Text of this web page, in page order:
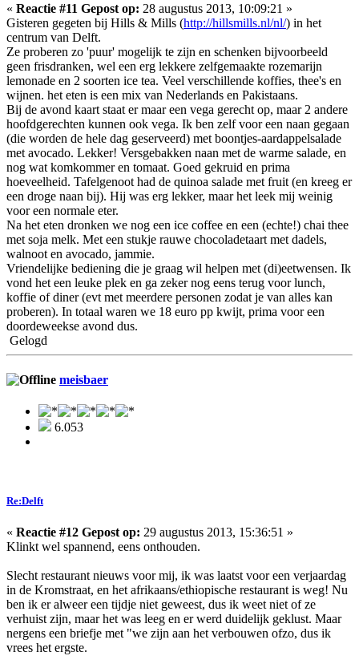
« Reactie #11 Gepost op: 28 augustus 2013, 10:09:21 »
Gisteren gegeten bij Hills & Mills (http://hillsmills.nl/nl/) in het
centrum van Delft.
Ze proberen zo 'puur' mogelijk te zijn en schenken bijvoorbeeld
geen frisdranken, wel een erg lekkere zelfgemaakte rozemarijn
lemonade en 2 soorten ice tea. Veel verschillende koffies, thee's en
wijnen. het eten is een mix van Nederlands en Pakistaans.
Bij de avond kaart staat er maar een vega gerecht op, maar 2 andere
hoofdgerechten kunnen ook vega. Ik ben zelf voor een naan gegaan
(die worden de hele dag geserveerd) met boontjes-aardappelsalade
met avocado. Lekker! Versgebakken naan met de warme salade, en
nog wat komkommer en tomaat. Goed gekruid en prima
hoeveelheid. Tafelgenoot had de quinoa salade met fruit (en kreeg er
een droge naan bij). Hij was erg lekker, maar het leek mij weinig
voor een normale eter.
Na het eten dronken we nog een ice coffee en een (echte!) chai thee
met soja melk. Met een stukje rauwe chocoladetaart met dadels,
walnoot en avocado, jammie.
Vriendelijke bediening die je graag wil helpen met (di)eetwensen. Ik
vond het een leuke plek en ga zeker nog eens terug voor lunch,
koffie of diner (evt met meerdere personen zodat je van alles kan
proberen). In totaal waren we 18 euro pp kwijt, prima voor een
doordeweekse avond dus.
Gelogd
meisbaer
6.053
Re:Delft
« Reactie #12 Gepost op: 29 augustus 2013, 15:36:51 »
Klinkt wel spannend, eens onthouden.
Slecht restaurant nieuws voor mij, ik was laatst voor een verjaardag
in de Kromstraat, en het afrikaans/ethiopische restaurant is weg! Nu
ben ik er alweer een tijdje niet geweest, dus ik weet niet of ze
verhuist zijn, maar het was leeg en er werd duidelijk geklust. Maar
nergens een briefje met "we zijn aan het verbouwen ofzo, dus ik
vrees het ergste.